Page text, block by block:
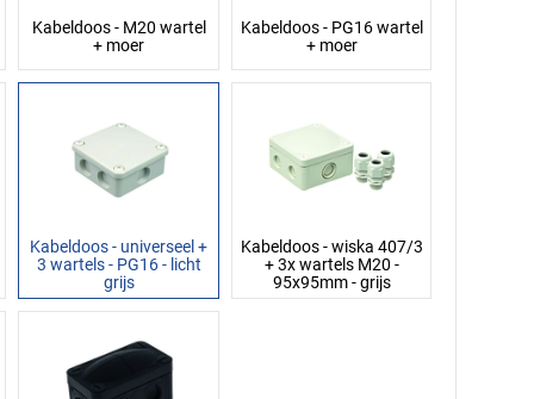
Kabeldoos - M20 wartel
+ moer
Kabeldoos - PG16 wartel
+ moer
Kabeldoos - universeel +
3 wartels - PG16 - licht
grijs
Kabeldoos - wiska 407/3
+ 3x wartels M20 -
95x95mm - grijs